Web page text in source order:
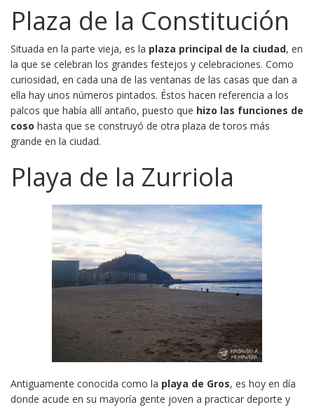
Plaza de la Constitución
Situada en la parte vieja, es la plaza principal de la ciudad, en
la que se celebran los grandes festejos y celebraciones. Como
curiosidad, en cada una de las ventanas de las casas que dan a
ella hay unos números pintados. Éstos hacen referencia a los
palcos que había allí antaño, puesto que hizo las funciones de
coso hasta que se construyó de otra plaza de toros más
grande en la ciudad.
Playa de la Zurriola
Antiguamente conocida como la playa de Gros, es hoy en día
donde acude en su mayoría gente joven a practicar deporte y